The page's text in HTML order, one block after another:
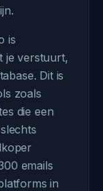
is
je verstuurt,
Dit is
zoals
die een
emails
in